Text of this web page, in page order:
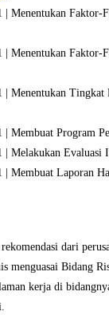
| Menentukan Faktor-
| Menentukan Faktor-
| Menentukan Tingkat
Membuat Program
| Melakukan Evaluasi
| Membuat Laporan
dari
menguasai Bidang
kerja di